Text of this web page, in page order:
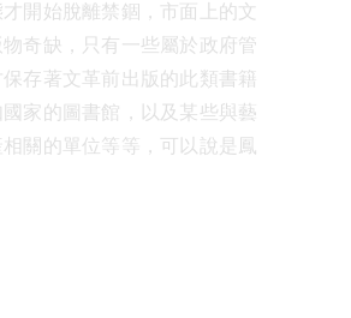
開始脫離禁錮，市面上的文
奇缺，只有一些屬於政府管
存著文革前出版的此類書籍
家的圖書館，以及某些與藝
關的單位等等，可以說是鳳